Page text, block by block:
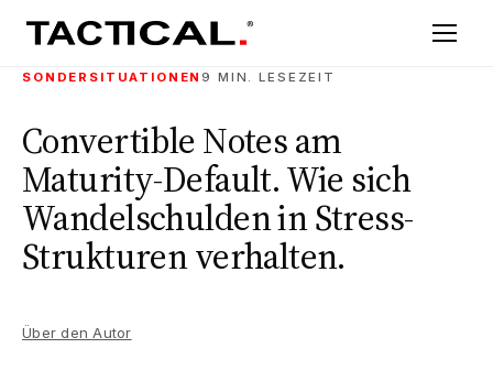
SONDERSITUATIONEN9 MIN. LESEZEIT
Convertible Notes am
Maturity-Default. Wie sich
Wandelschulden in Stress-
Strukturen verhalten.
Über den Autor